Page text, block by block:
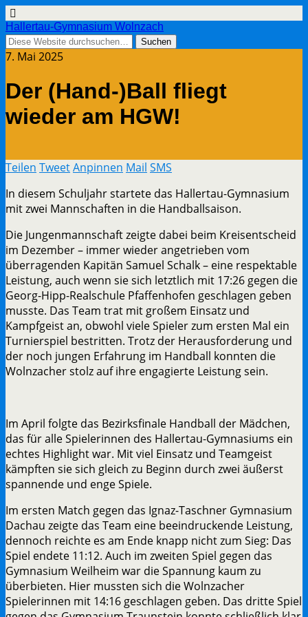
Hallertau-Gymnasium Wolnzach
7. Mai 2025
Der (Hand-)Ball fliegt
wieder am HGW!
Teilen TweetAnpinnen Mail SMS
In diesem Schuljahr startete das Hallertau-Gymnasium
mit zwei Mannschaften in die Handballsaison.
Die Jungenmannschaft zeigte dabei beim Kreisentscheid
im Dezember – immer wieder angetrieben vom
überragenden Kapitän Samuel Schalk – eine respektable
Leistung, auch wenn sie sich letztlich mit 17:26 gegen die
Georg-Hipp-Realschule Pfaffenhofen geschlagen geben
musste. Das Team trat mit großem Einsatz und
Kampfgeist an, obwohl viele Spieler zum ersten Mal ein
Turnierspiel bestritten. Trotz der Herausforderung und
der noch jungen Erfahrung im Handball konnten die
Wolnzacher stolz auf ihre engagierte Leistung sein.
Im April folgte das Bezirksfinale Handball der Mädchen,
das für alle Spielerinnen des Hallertau-Gymnasiums ein
echtes Highlight war. Mit viel Einsatz und Teamgeist
kämpften sie sich gleich zu Beginn durch zwei äußerst
spannende und enge Spiele.
Im ersten Match gegen das Ignaz-Taschner Gymnasium
Dachau zeigte das Team eine beeindruckende Leistung,
dennoch reichte es am Ende knapp nicht zum Sieg: Das
Spiel endete 11:12. Auch im zweiten Spiel gegen das
Gymnasium Weilheim war die Spannung kaum zu
überbieten. Hier mussten sich die Wolnzacher
Spielerinnen mit 14:16 geschlagen geben. Das dritte Spiel